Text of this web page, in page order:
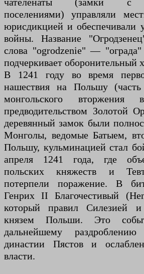
поселениями) управляли
юрисдикцией и обеспечивали
войны. Название
слова "ogrodzenie" —
подчеркивает оборонительный
В 1241 году во время
нашествия на Польшу
монгольского
предводительством Золотой
деревянный замок были
Монголы, ведомые Батыем,
Польшу, кульминацией стал
апреля 1241 года, где
польских княжеств и
потерпели поражение. В
Генрих II Благочестивый
который правил Силезией
князем Польши. Это
дальнейшему
династии Пястов и
власти.